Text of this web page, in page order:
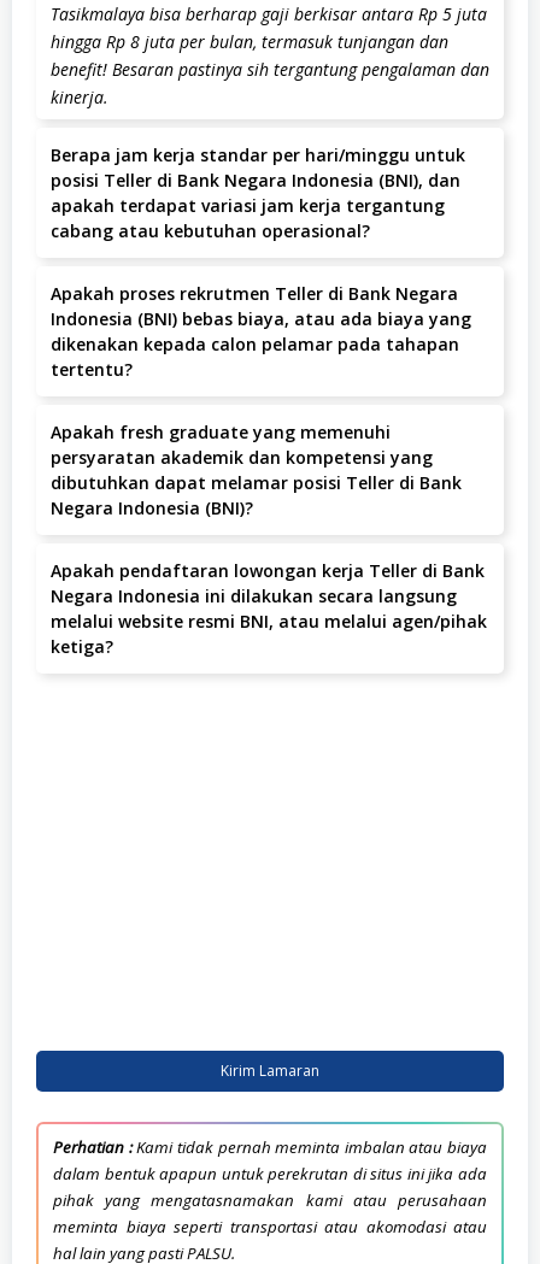
Tasikmalaya bisa berharap gaji berkisar antara Rp 5 juta
hingga Rp 8 juta per bulan, termasuk tunjangan dan
benefit! Besaran pastinya sih tergantung pengalaman dan
kinerja.
Berapa jam kerja standar per hari/minggu untuk
posisi Teller di Bank Negara Indonesia (BNI), dan
apakah terdapat variasi jam kerja tergantung
cabang atau kebutuhan operasional?
sekitar 40 jam per minggu sebagai Teller BNI. Namun,
ingat ya, jam kerja bisa fleksibel tergantung cabang dan
kebutuhan operasional, jadi siap-siap lembur!
Apakah proses rekrutmen Teller di Bank Negara
Indonesia (BNI) bebas biaya, atau ada biaya yang
dikenakan kepada calon pelamar pada tahapan
tertentu?
(BNI) sepenuhnya gratis; tidak ada biaya yang dikenakan
kepada pelamar pada tahapan apa pun. Semua biaya
yang diminta adalah penipuan.
Apakah fresh graduate yang memenuhi
persyaratan akademik dan kompetensi yang
dibutuhkan dapat melamar posisi Teller di Bank
Negara Indonesia (BNI)?
graduate berkualitas.
Apakah pendaftaran lowongan kerja Teller di Bank
Negara Indonesia ini dilakukan secara langsung
melalui website resmi BNI, atau melalui agen/pihak
ketiga?
Kirim Lamaran
Perhatian :Kami tidak pernah meminta imbalan atau biaya
dalam bentuk apapun untuk perekrutan di situs ini jika ada
pihak yang mengatasnamakan kami atau perusahaan
meminta biaya seperti transportasi atau akomodasi atau
hal lain yang pasti PALSU.